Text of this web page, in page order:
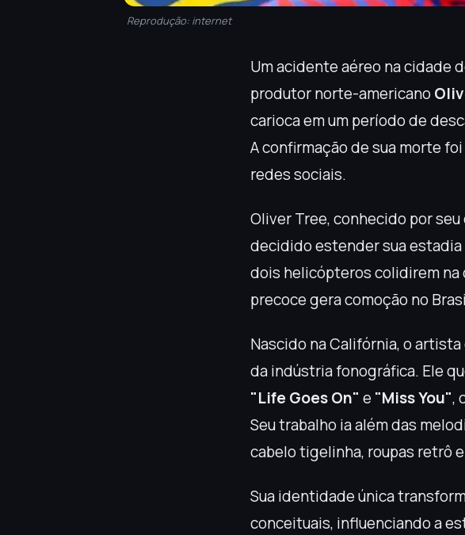
Reprodução: internet
Um acidente aéreo na cidade
produtor norte-americano
carioca em um período de
A confirmação de sua morte
redes sociais.
Oliver Tree, conhecido por
decidido estender sua estadia
dois helicópteros colidirem
precoce gera comoção no
Nascido na Califórnia, o
da indústria fonográfica. Ele
"Life Goes On" e "Miss You",
Seu trabalho ia além das
cabelo tigelinha, roupas retrô
Sua identidade única
conceituais, influenciando a